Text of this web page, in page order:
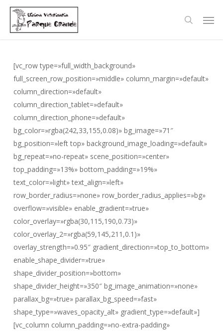
Skip
main
search
[vc_row type=»full_width_background»
full_screen_row_position=»middle» column_margin=»default»
column_direction=»default»
column_direction_tablet=»default»
column_direction_phone=»default»
bg_color=»rgba(242,33,155,0.08)» bg_image=»71″
bg_position=»left top» background_image_loading=»default»
bg_repeat=»no-repeat» scene_position=»center»
top_padding=»13%» bottom_padding=»19%»
text_color=»light» text_align=»left»
row_border_radius=»none» row_border_radius_applies=»bg»
overflow=»visible» enable_gradient=»true»
color_overlay=»rgba(30,115,190,0.73)»
color_overlay_2=»rgba(59,145,211,0.1)»
overlay_strength=»0.95″ gradient_direction=»top_to_bottom»
enable_shape_divider=»true»
shape_divider_position=»bottom»
shape_divider_height=»350″ bg_image_animation=»none»
parallax_bg=»true» parallax_bg_speed=»fast»
shape_type=»waves_opacity_alt» gradient_type=»default»]
[vc_column column_padding=»no-extra-padding»